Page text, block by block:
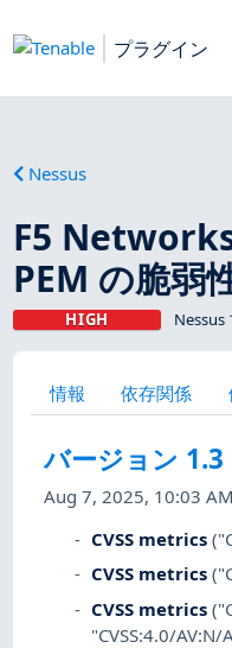
プラグイン
Nessus
F5
PEM の脆弱
HIGH Nessus
情報 依存関係
バージョン 1.3
Aug 7, 2025, 10:03 AM
CVSS metrics
CVSS metrics
CVSS metrics
"CVSS:4.0/